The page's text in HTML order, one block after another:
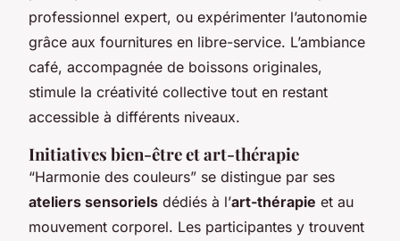
professionnel expert, ou expérimenter l’autonomie
grâce aux fournitures en libre-service. L’ambiance
café, accompagnée de boissons originales,
stimule la créativité collective tout en restant
accessible à différents niveaux.
Initiatives bien-être et art-thérapie
“Harmonie des couleurs” se distingue par ses
ateliers sensoriels dédiés à l’art-thérapie et au
mouvement corporel. Les participantes y trouvent